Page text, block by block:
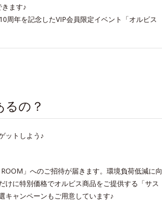
ます♪
周年を記念したVIP会員限定イベント「オルビス
の？
ットしよう♪
」へのご招待が届きます。環境負荷低減に向
けに特別価格でオルビス商品をご提供する「サス
キャンペーンもご用意しています♪